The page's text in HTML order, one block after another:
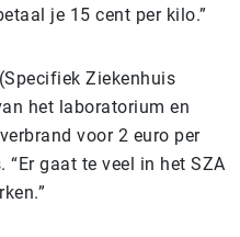
je 15 cent per kilo.”
Ziekenhuis
het laboratorium en
voor 2 euro per
gaat te veel in het SZA